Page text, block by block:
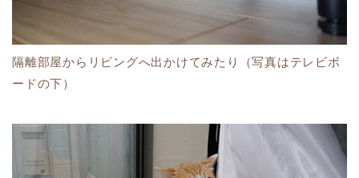
隔離部屋からリビングへ出かけてみたり（写真はテレビボ
ードの下）